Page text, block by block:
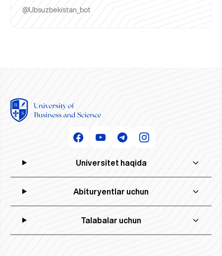
@Ubsuzbekistan_bot
Universitet haqida
Abituryentlar uchun
Talabalar uchun